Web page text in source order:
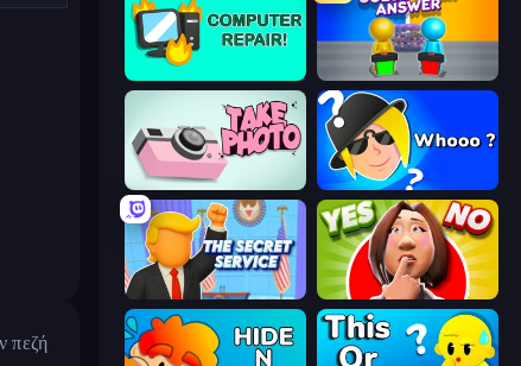
πεζή
Guess Their Answer
Take Photo Whooo?
The Secret Service Yes or No Challenge